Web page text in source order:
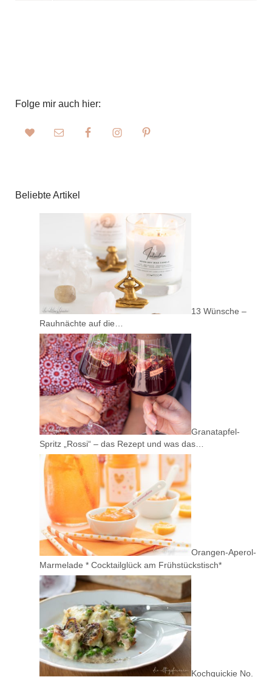
Folge mir auch hier:
Beliebte Artikel
13 Wünsche –
Rauhnächte auf die…
Granatapfel-
Spritz „Rossi“ – das Rezept und was das…
Orangen-Aperol-
Marmelade * Cocktailglück am Frühstückstisch*
Kochquickie No.